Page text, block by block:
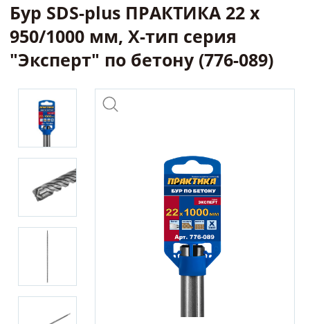
Бур SDS-plus ПРАКТИКА 22 х
950/1000 мм, Х-тип серия
"Эксперт" по бетону (776-089)